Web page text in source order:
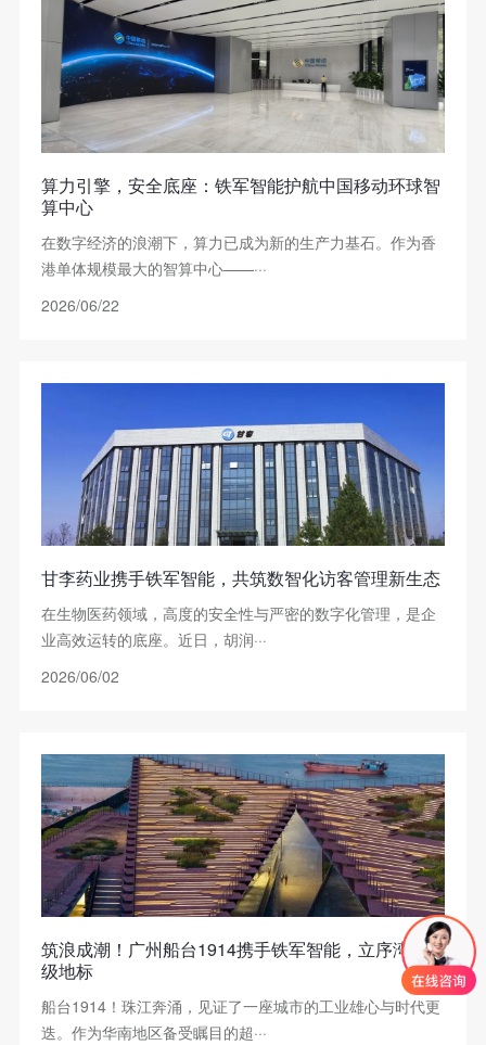
算力引擎，安全底座：铁军智能护航中国移动环球智
算中心
在数字经济的浪潮下，算力已成为新的生产力基石。作为香
港单体规模最大的智算中心——···
2026/06/22
甘李药业携手铁军智能，共筑数智化访客管理新生态
在生物医药领域，高度的安全性与严密的数字化管理，是企
业高效运转的底座。近日，胡润···
2026/06/02
筑浪成潮！广州船台1914携手铁军智能，立序湾区超
级地标
船台1914！珠江奔涌，见证了一座城市的工业雄心与时代更
迭。作为华南地区备受瞩目的超···